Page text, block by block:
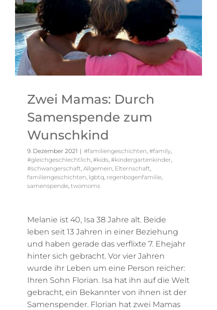
Zwei Mamas: Durch
Samenspende zum
Wunschkind
9. Dezember 2021 | #familiengeschichten, #family,
#gleichgeschlechtlich, #kids, #kindergartenkinder,
#schwangerschaft, Allgemein, Elternschaft,
familiengeschichten, lgbtq, regenbogenfamilie,
samenspende, twomoms
Melanie ist 40, Isa 38 Jahre alt. Beide
leben seit 13 Jahren in einer Beziehung
und haben gerade das verflixte 7. Ehejahr
hinter sich gebracht. Vor vier Jahren
wurde ihr Leben um eine Person reicher:
Ihren Sohn Florian. Isa hat ihn auf die Welt
gebracht, ein Bekannter von ihnen ist der
Samenspender. Florian hat zwei Mamas